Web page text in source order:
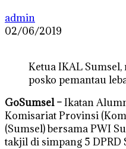
admin
02/06/2019
Ketua IKAL
posko pemantau
GoSumsel –Ikatan
Komisariat Provinsi
(Sumsel) bersama PWI
takjil di simpang 5 DPRD